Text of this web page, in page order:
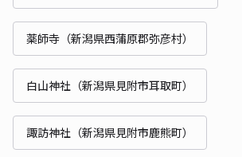
薬師寺（新潟県西蒲原郡弥彦村）
白山神社（新潟県見附市耳取町）
諏訪神社（新潟県見附市鹿熊町）